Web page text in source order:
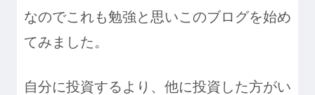
なのでこれも勉強と思いこのブログを始め
てみました。
自分に投資するより、他に投資した方がい